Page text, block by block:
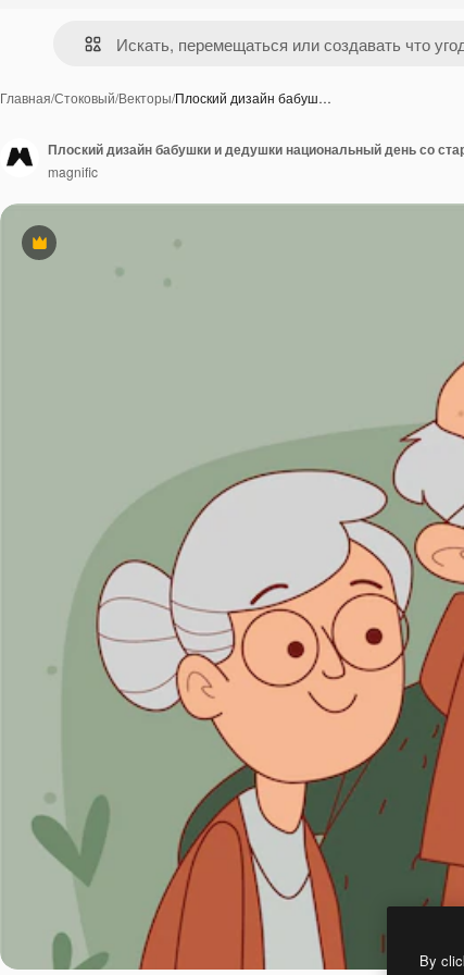
Главная/Стоковый/Векторы/Плоский дизайн бабуш…
Премиум
Плоский дизайн бабушки и дедушки национальный день со
magnific
By